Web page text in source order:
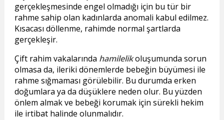
gerçekleşmesinde engel olmadığı için bu tür bir
rahme sahip olan kadınlarda anomali kabul edilmez.
Kısacası döllenme, rahimde normal şartlarda
gerçekleşir.
Çift rahim vakalarında hamilelikoluşumunda sorun
olmasa da, ileriki dönemlerde bebeğin büyümesi ile
rahme sığmaması görülebilir. Bu durumda erken
doğumlara ya da düşüklere neden olur. Bu yüzden
önlem almak ve bebeği korumak için sürekli hekim
ile irtibat halinde olunmalıdır.